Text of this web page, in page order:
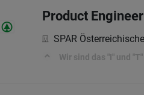
Product
SPAR
Wir sind das "I" und